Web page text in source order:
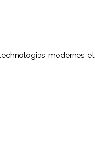
modernes et